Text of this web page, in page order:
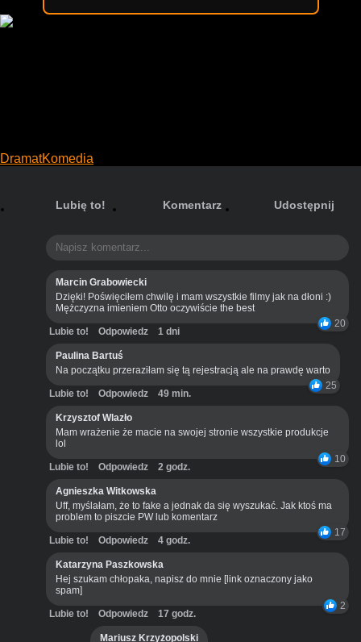
DramatKomedia
Lubię to! Komentarz Udostępnij
Marcin Grabowiecki
Dzięki! Poświęciłem chwilę i mam wszystkie filmy jak na dłoni :)
Mężczyzna imieniem Otto oczywiście the best
20
Lubie to! Odpowiedz 1 dni
Paulina Bartuś
Na początku przeraziłam się tą rejestracją ale na prawdę warto
25
Lubie to! Odpowiedz 49 min.
Krzysztof Wlazło
Mam wrażenie że macie na swojej stronie wszystkie produkcje
lol
10
Lubie to! Odpowiedz 2 godz.
Agnieszka Witkowska
Uff, myślałam, że to fake a jednak da się wyszukać. Jak ktoś ma
problem to piszcie PW lub komentarz
17
Lubie to! Odpowiedz 4 godz.
Katarzyna Paszkowska
Hej szukam chłopaka, napisz do mnie [link oznaczony jako
spam]
2
Lubie to! Odpowiedz 17 godz.
Mariusz Krzyżopolski